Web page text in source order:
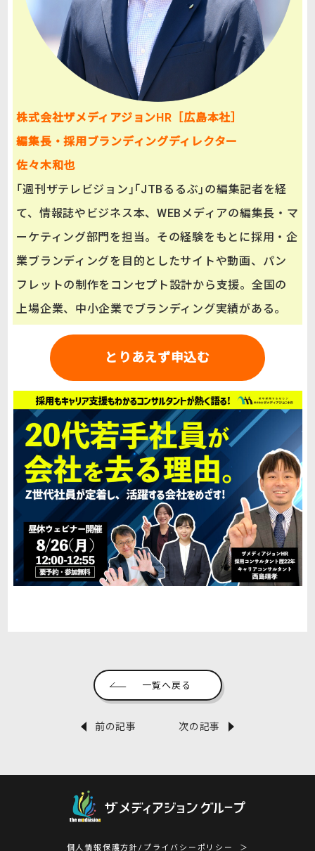
株式会社ザメディアジョンHR［広島本社］
編集長・採用ブランディングディレクター
佐々木和也
｢週刊ザテレビジョン｣｢JTBるるぶ｣の編集記者を経
て、情報誌やビジネス本、WEBメディアの編集長・マ
ーケティング部門を担当。その経験をもとに採用・企
業ブランディングを目的としたサイトや動画、パン
フレットの制作をコンセプト設計から支援。全国の
上場企業、中小企業でブランディング実績がある。
とりあえず申込む
前の記事
一覧へ戻る
次の記事
個人情報保護方針/プライバシーポリシー